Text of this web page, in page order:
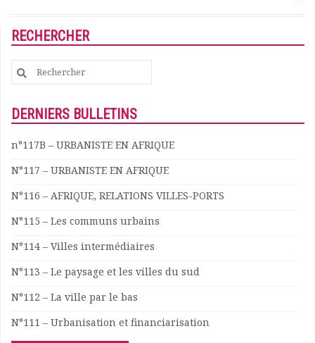
RECHERCHER
Search
for:
DERNIERS BULLETINS
n°117B – URBANISTE EN AFRIQUE
N°117 – URBANISTE EN AFRIQUE
N°116 – AFRIQUE, RELATIONS VILLES-PORTS
N°115 – Les communs urbains
N°114 – Villes intermédiaires
N°113 – Le paysage et les villes du sud
N°112 – La ville par le bas
N°111 – Urbanisation et financiarisation